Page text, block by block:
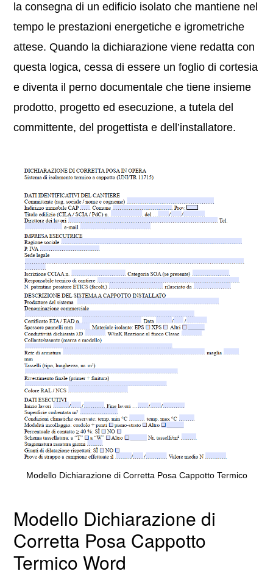
la consegna di un edificio isolato che mantiene nel
tempo le prestazioni energetiche e igrometriche
attese. Quando la dichiarazione viene redatta con
questa logica, cessa di essere un foglio di cortesia
e diventa il perno documentale che tiene insieme
prodotto, progetto ed esecuzione, a tutela del
committente, del progettista e dell’installatore.
Modello Dichiarazione di Corretta Posa Cappotto Termico
Modello Dichiarazione di
Corretta Posa Cappotto
Termico Word